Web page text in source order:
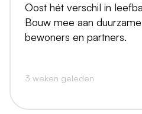
Oost hét verschil in
Bouw mee aan
bewoners en partners.
3 weken geleden